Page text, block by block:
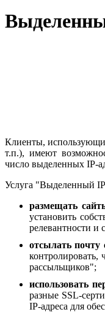
Клиенты,
т.п.), имеют
число выделенных IP-
Услуга "Выделенный
размещать
установить
релевантности и
отсылать почту
рассыльщиков";
использовать
разные SSL-
IP-адреса для